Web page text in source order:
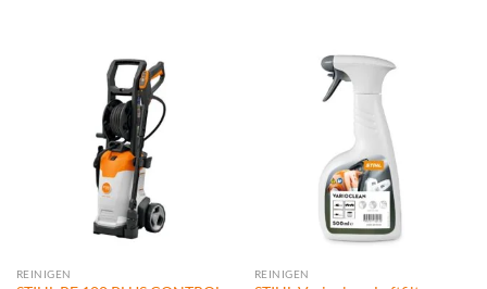
REINIGEN REINIGEN